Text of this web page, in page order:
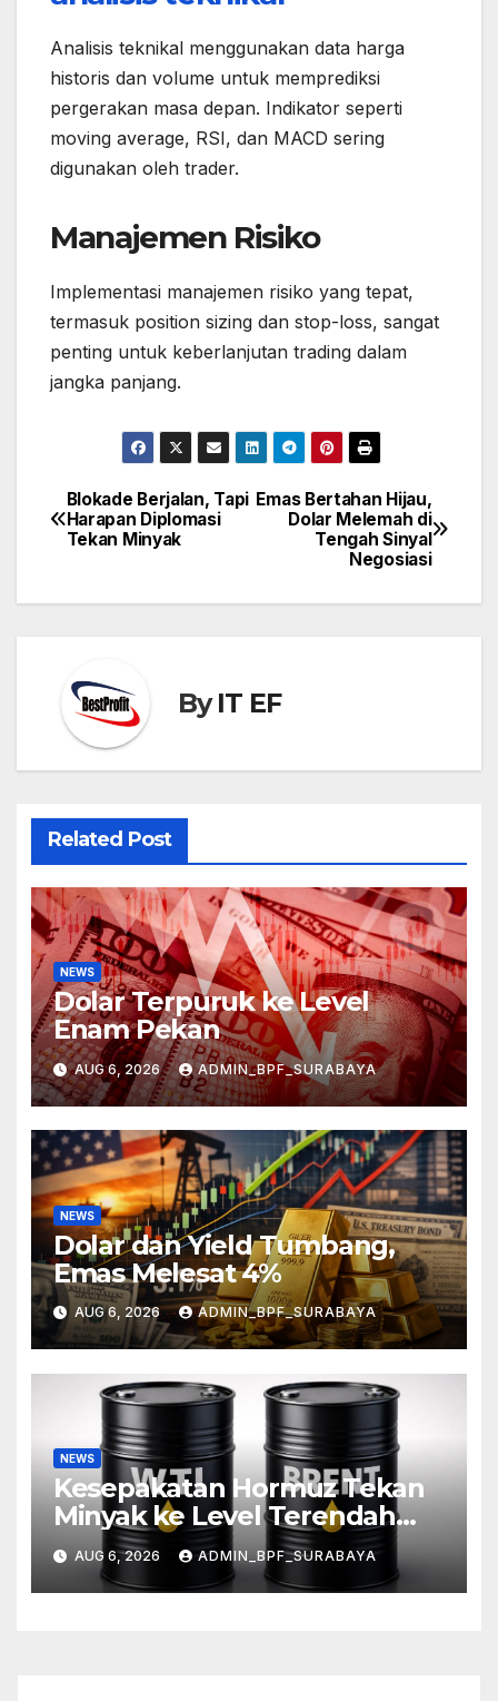
Analisis teknikal menggunakan data harga
historis dan volume untuk memprediksi
pergerakan masa depan. Indikator seperti
moving average, RSI, dan MACD sering
digunakan oleh trader.
Manajemen Risiko
Implementasi manajemen risiko yang tepat,
termasuk position sizing dan stop-loss, sangat
penting untuk keberlanjutan trading dalam
jangka panjang.
Post
navigation
Emas Bertahan Hijau,
Dolar Melemah di
Tengah Sinyal
Negosiasi
Blokade Berjalan, Tapi
Harapan Diplomasi
Tekan Minyak
ByIT EF
Related Post
NEWS
Dolar Terpuruk ke Level
Enam Pekan
AUG 6, 2026 ADMIN_BPF_SURABAYA
NEWS
Dolar dan Yield Tumbang,
Emas Melesat 4%
AUG 6, 2026 ADMIN_BPF_SURABAYA
NEWS
Kesepakatan Hormuz Tekan
Minyak ke Level Terendah
Sebulan
AUG 6, 2026 ADMIN_BPF_SURABAYA